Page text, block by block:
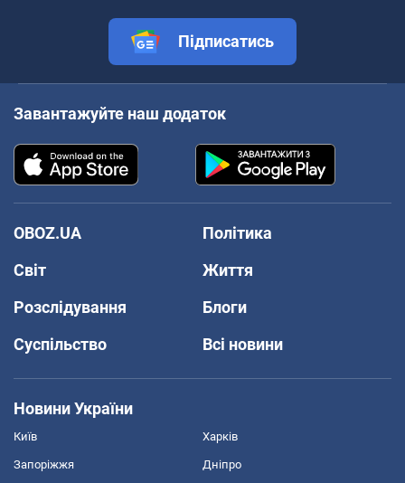
Підписатись
Завантажуйте наш додаток
OBOZ.UA
Політика
Світ
Життя
Розслідування
Блоги
Суспільство
Всі новини
Новини України
Київ Харків
Запоріжжя Дніпро